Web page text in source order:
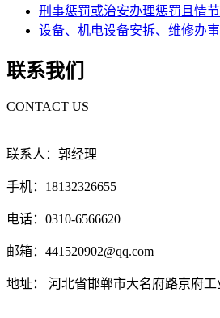
刑事惩罚或治安办理惩罚且情
设备、机电设备安拆、维修办事
联系我们
CONTACT US
联系人：郭经理
手机：18132326655
电话：0310-6566620
邮箱：441520902@qq.com
地址： 河北省邯郸市大名府路京府工